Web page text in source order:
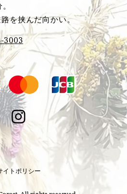
を挟んだ向かい。
3003
イトポリシー